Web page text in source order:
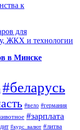
к
для
ЖКХ и технологии
в Минске
#беларусь
#вело #германия
#зарплата
#курс_валют #литва